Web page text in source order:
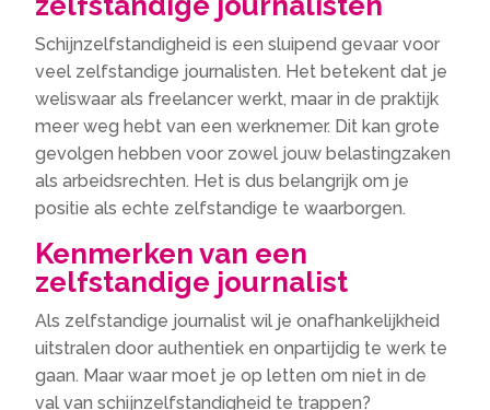
Schijnzelfstandigheid is een sluipend gevaar voor
veel zelfstandige journalisten.​ Het betekent dat je
weliswaar als freelancer werkt, maar in de praktijk
meer weg hebt van een werknemer.​ Dit kan grote
gevolgen hebben voor zowel jouw belastingzaken
als arbeidsrechten.​ Het is dus belangrijk om je
positie als echte zelfstandige te waarborgen.​
Kenmerken van een
zelfstandige journalist
Als zelfstandige journalist wil je onafhankelijkheid
uitstralen door authentiek en onpartijdig te werk te
gaan.​ Maar waar moet je op letten om niet in de
val van schijnzelfstandigheid te trappen?